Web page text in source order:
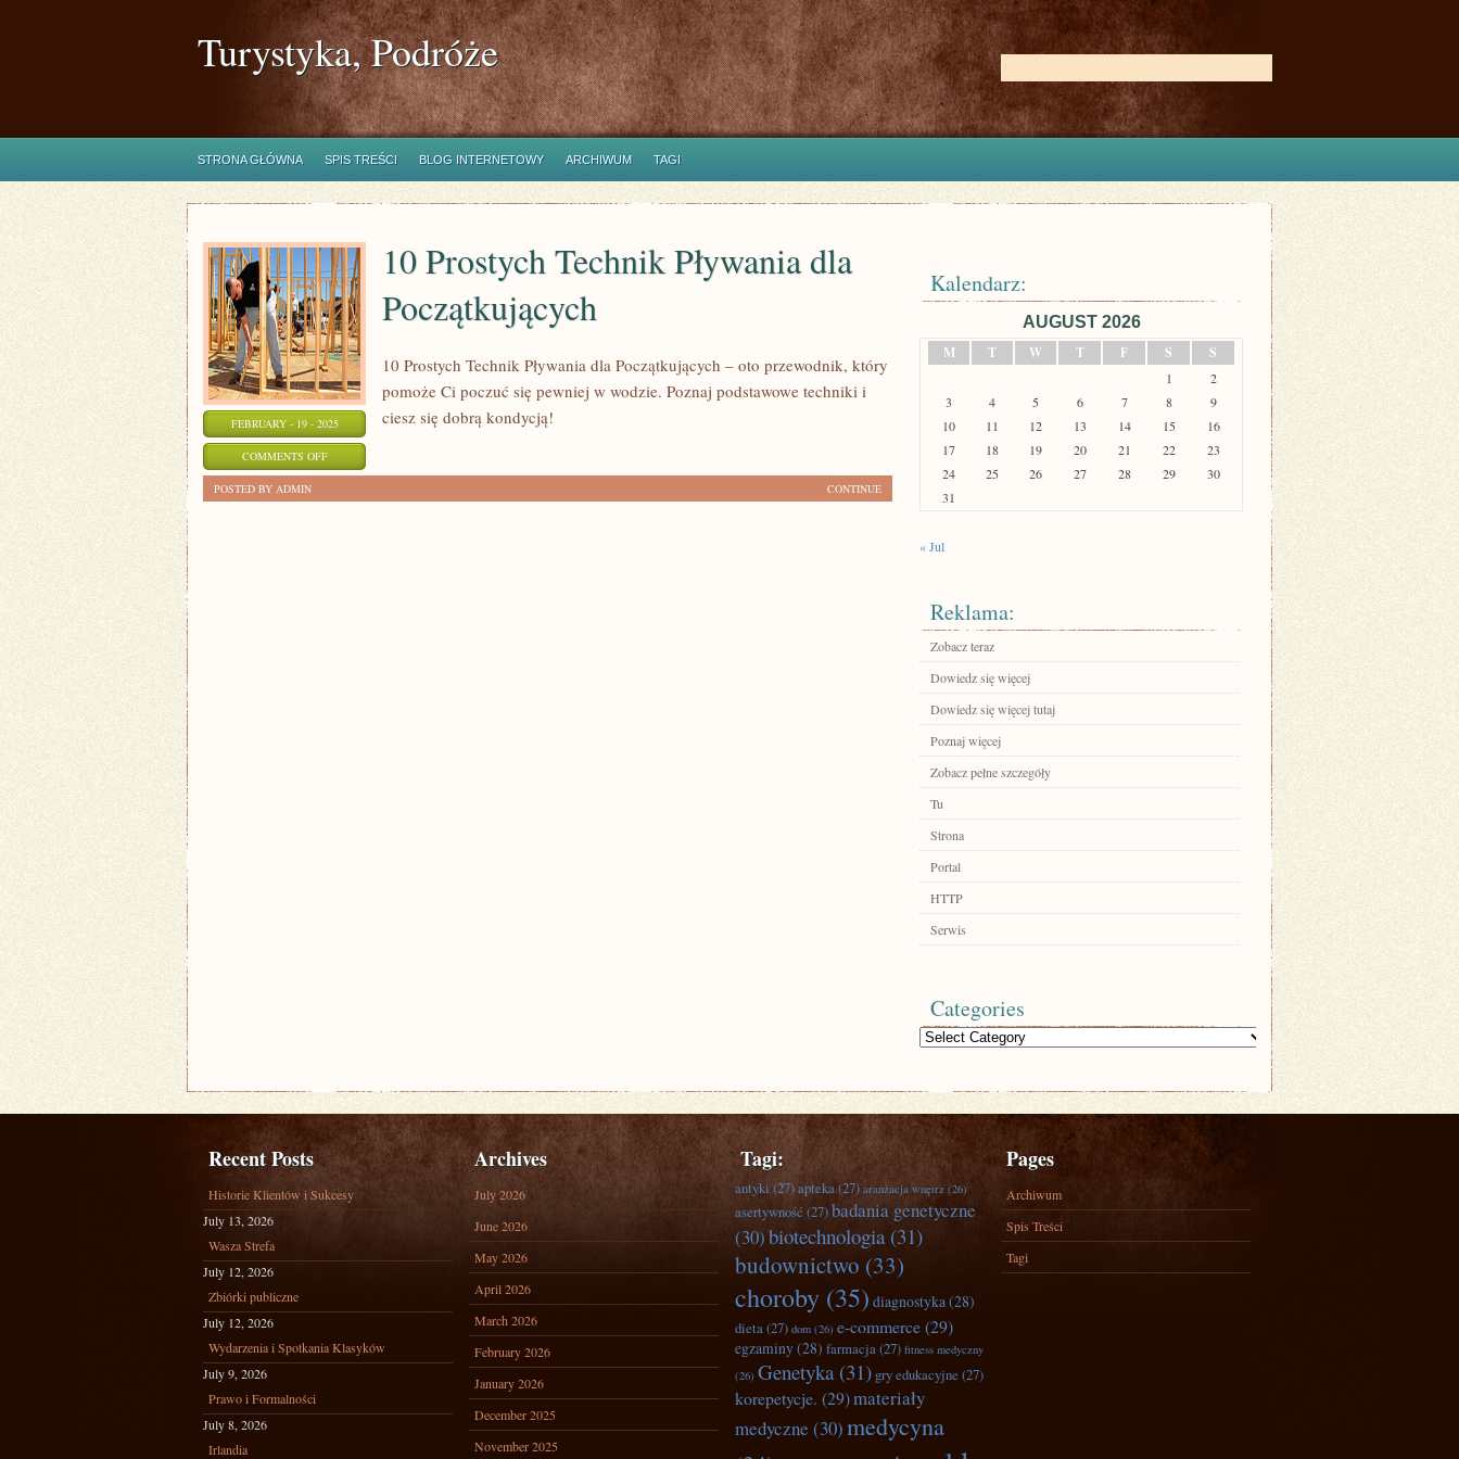
Turystyka, Podróże
STRONA GŁÓWNA SPIS TREŚCI BLOG INTERNETOWY ARCHIWUM TAGI
FEBRUARY - 19 - 2025
COMMENTS OFFON
10 Prostych Technik Pływania dla
Początkujących
10 Prostych Technik Pływania dla Początkujących – oto przewodnik, który
pomoże Ci poczuć się pewniej w wodzie. Poznaj podstawowe techniki i
ciesz się dobrą kondycją!
CONTINUE
POSTED BY ADMIN
Kalendarz:
AUGUST 2026
M
T W T F S S
1
2
3
4 5 6 7 8
9
10
11 12 13 14 15
16
17
18 19 20 21 22
23
24
25 26 27 28 29
30
31
« Jul
Reklama:
Zobacz teraz
Dowiedz się więcej
Dowiedz się więcej tutaj
Poznaj więcej
Zobacz pełne szczegóły
Tu
Strona
Portal
HTTP
Serwis
Categories
Categories
Recent Posts
Historie Klientów i Sukcesy
July 13, 2026
Wasza Strefa
July 12, 2026
Zbiórki publiczne
July 12, 2026
Wydarzenia i Spotkania Klasyków
July 9, 2026
Prawo i Formalności
July 8, 2026
Irlandia
Archives
July 2026
June 2026
May 2026
April 2026
March 2026
February 2026
January 2026
December 2025
November 2025
Tagi:
antyki(27)apteka(27) aranżacja wnętrz (26)
asertywność (27)badania genetyczne
(30)biotechnologia(31)
budownictwo (33)
choroby (35) diagnostyka(28)
dieta(27) dom (26) e-commerce(29)
egzaminy(28) farmacja(27) fitness medyczny
(26) Genetyka(31) gry edukacyjne (27)
korepetycje. (29)materiały
medyczne (30)medycyna
Pages
Archiwum
Spis Treści
Tagi